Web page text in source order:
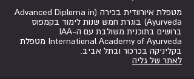
מטפלת איורוודית בכירה (Advanced Diploma in
Ayurveda) בוגרת חמש שנות לימוד בקמפוס
ברושים בתוכנית משולבת עם ה-IAA
International Academy of Ayurveda מטפלת
בקליניקה בכרכור ובתל אביב.
לאתר של גליה